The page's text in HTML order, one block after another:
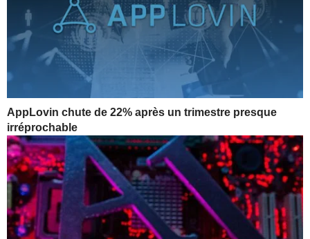
AppLovin chute de 22% après un trimestre presque
irréprochable